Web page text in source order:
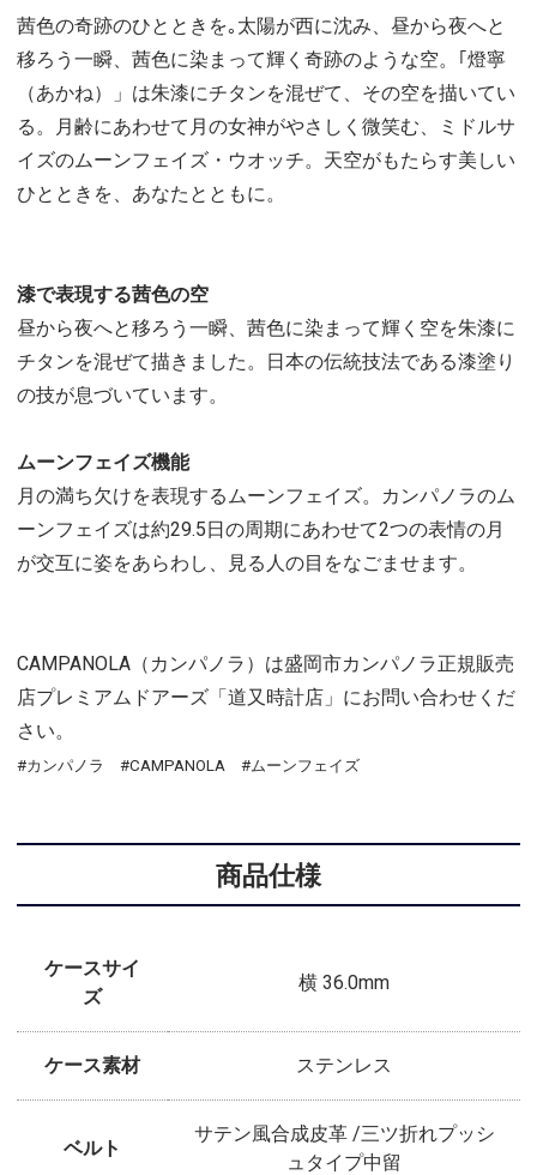
茜色の奇跡のひとときを｡太陽が西に沈み、昼から夜へと
移ろう一瞬、茜色に染まって輝く奇跡のような空。｢燈寧
（あかね）」は朱漆にチタンを混ぜて、その空を描いてい
る。月齢にあわせて月の女神がやさしく微笑む、ミドルサ
イズのムーンフェイズ・ウオッチ。天空がもたらす美しい
ひとときを、あなたとともに。
漆で表現する茜色の空
昼から夜へと移ろう一瞬、茜色に染まって輝く空を朱漆に
チタンを混ぜて描きました。日本の伝統技法である漆塗り
の技が息づいています。
ムーンフェイズ機能
月の満ち欠けを表現するムーンフェイズ。カンパノラのム
ーンフェイズは約29.5日の周期にあわせて2つの表情の月
が交互に姿をあらわし、見る人の目をなごませます。
CAMPANOLA（カンパノラ）は盛岡市カンパノラ正規販売
店プレミアムドアーズ「道又時計店」にお問い合わせくだ
さい。
#カンパノラ #CAMPANOLA #ムーンフェイズ
商品仕様
ケースサイ
ズ
横 36.0mm
ケース素材 ステンレス
ベルト
サテン風合成皮革 /三ツ折れプッシ
ュタイプ中留